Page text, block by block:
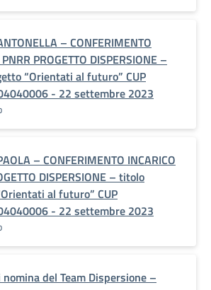
– CONFERIMENTO
PROGETTO DISPERSIONE –
“Orientati al futuro” CUP
- 22 settembre 2023
– CONFERIMENTO INCARICO
DISPERSIONE – titolo
al futuro” CUP
- 22 settembre 2023
del Team Dispersione –